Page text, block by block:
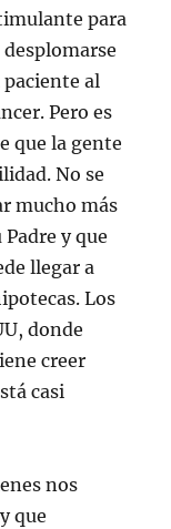
para
paciente al
Pero es
que la gente
No se
mucho más
y que
llegar a
Los
donde
creer
casi
nos
que